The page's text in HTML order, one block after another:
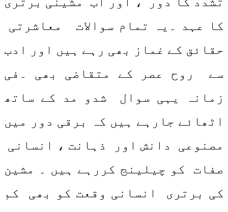
کا عہد ۔یہ تمام سوالات معاشرتی
حقائق کے غماز بھی رہے ہیں اور ادب
سے روح عصر کے متقاضی بھی ۔فی
زمانہ یہی سوال شدو مد کے ساتھ
اٹھائے جارہے ہیں کہ برقی دور میں
مصنوعی دانش اور ذہانت ، انسانی
صفات کو چیلینج کررہے ہیں ۔ مشین
کی برتری انسانی وقعت کو بھی کم